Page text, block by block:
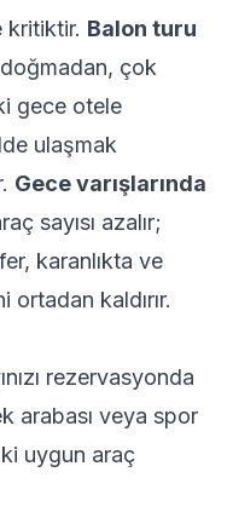
kritiktir. Balon turu
çok
gece otele
ulaşmak
Gece varışlarında
sayısı azalır;
karanlıkta ve
kaldırır.
rezervasyonda
arabası veya spor
uygun araç